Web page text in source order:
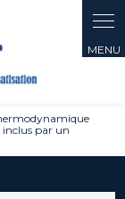
inclus par un